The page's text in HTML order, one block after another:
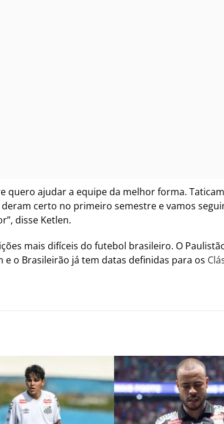
quero ajudar a equipe da melhor forma.
certo no primeiro semestre e vamos
disse Ketlen.
mais difíceis do futebol brasileiro. O
o Brasileirão já tem datas definidas para os